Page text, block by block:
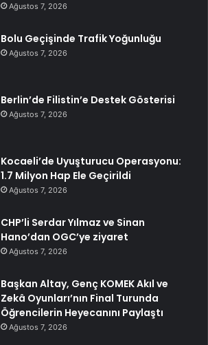
Ağustos 7, 2026
Bolu Geçişinde Trafik Yoğunluğu
Ağustos 7, 2026
Berlin’de Filistin’e Destek Gösterisi
Ağustos 7, 2026
Kocaeli’de Uyuşturucu Operasyonu:
1.7 Milyon Hap Ele Geçirildi
Ağustos 7, 2026
CHP’li Serdar Yılmaz ve Sinan
Hano’dan OGC’ye ziyaret
Ağustos 7, 2026
Başkan Altay, Genç KOMEK Akıl ve
Zekâ Oyunları’nın Final Turunda
Öğrencilerin Heyecanını Paylaştı
Ağustos 7, 2026